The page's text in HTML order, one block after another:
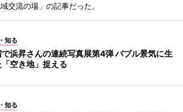
交流の場」の記事だった。
知る
で浜昇さんの連続写真展第4弾 バブル景気に生
「空き地」捉える
知る